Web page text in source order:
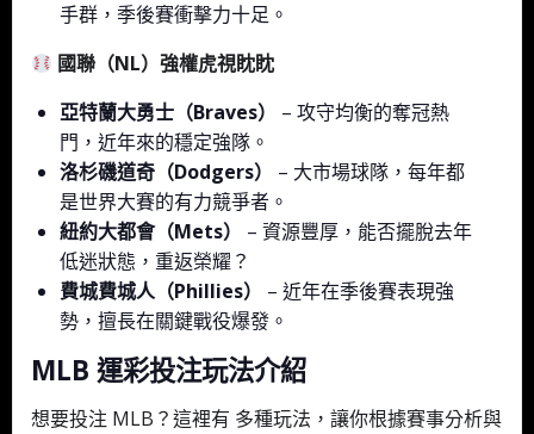
手群，季後賽衝擊力十足。
國聯（NL）強權虎視眈眈
亞特蘭大勇士（Braves）
– 攻守均衡的奪冠熱
門，近年來的穩定強隊。
洛杉磯道奇（Dodgers）
– 大市場球隊，每年都
是世界大賽的有力競爭者。
紐約大都會（Mets）
– 資源豐厚，能否擺脫去年
低迷狀態，重返榮耀？
費城費城人（Phillies）
– 近年在季後賽表現強
勢，擅長在關鍵戰役爆發。
MLB 運彩投注玩法介紹
想要投注 MLB？這裡有 多種玩法，讓你根據賽事分析與